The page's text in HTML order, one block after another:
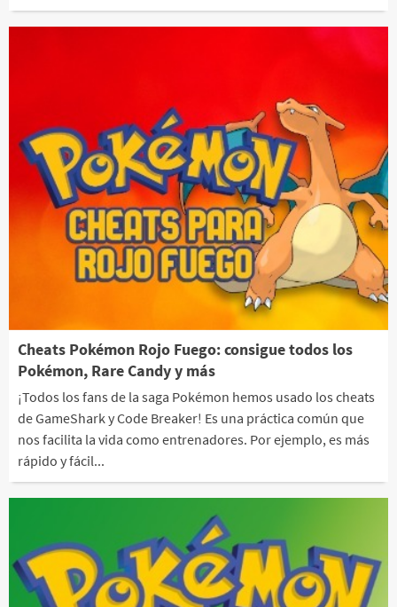
Cheats Pokémon Rojo Fuego: consigue todos los
Pokémon, Rare Candy y más
¡Todos los fans de la saga Pokémon hemos usado los cheats
de GameShark y Code Breaker! Es una práctica común que
nos facilita la vida como entrenadores. Por ejemplo, es más
rápido y fácil...